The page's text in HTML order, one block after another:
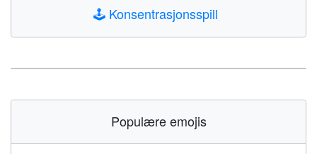
🕹️ Konsentrasjonsspill
Populære emojis